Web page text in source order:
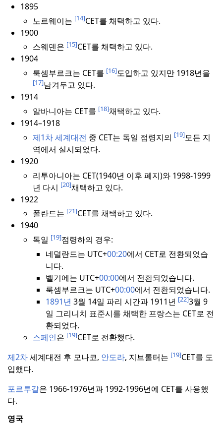
1895
노르웨이는 [14]CET를 채택하고 있다.
1900
스웨덴은 [15]CET를 채택하고 있다.
1904
룩셈부르크는 CET를 [16]도입하고 있지만 1918년을
[17]남겨두고 있다.
1914
알바니아는 CET를 [18]채택하고 있다.
1914–1918
제1차 세계대전 중 CET는 독일 점령지의 [19]모든 지
역에서 실시되었다.
1920
리투아니아는 CET(1940년 이후 폐지)와 1998-1999
년 다시 [20]채택하고 있다.
1922
폴란드는 [21]CET를 채택하고 있다.
1940
독일 [19]점령하의 경우:
네덜란드는 UTC+00:20에서 CET로 전환되었습
니다.
벨기에는 UTC+00:00에서 전환되었습니다.
룩셈부르크는 UTC+00:00에서 전환되었습니다.
1891년 3월 14일 파리 시간과 1911년 [22]3월 9
일 그리니치 표준시를 채택한 프랑스는 CET로 전
환되었다.
스페인은 [19]CET로 전환했다.
제2차세계대전 후 모나코, 안도라, 지브롤터는 [19]CET를 도
입했다.
포르투갈은 1966-1976년과 1992-1996년에 CET를 사용했
다.
영국